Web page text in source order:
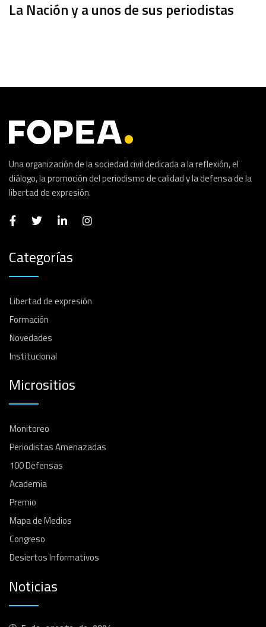
La Nación y a unos de sus periodistas
Una organización de la sociedad civil dedicada a la reflexión, el
diálogo, la promoción del periodismo de calidad y la defensa de la
libertad de expresión.
Categorías
Libertad de expresión
Formación
Novedades
Institucional
Micrositios
Monitoreo
Periodistas Amenazadas
100 Defensas
Academia
Premio
Mapa de Medios
Congreso
Desiertos Informativos
Noticias